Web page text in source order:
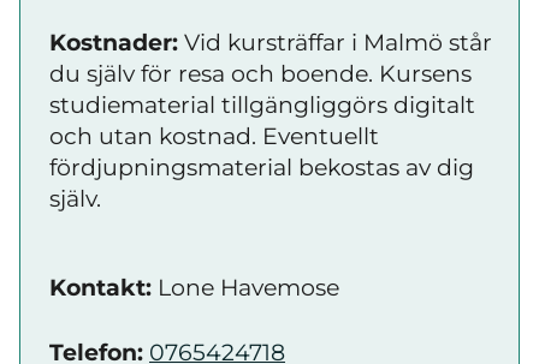
Kostnader: Vid kursträffar i Malmö står
du själv för resa och boende. Kursens
studiematerial tillgängliggörs digitalt
och utan kostnad. Eventuellt
fördjupningsmaterial bekostas av dig
själv.
Kontakt: Lone Havemose
Telefon: 0765424718